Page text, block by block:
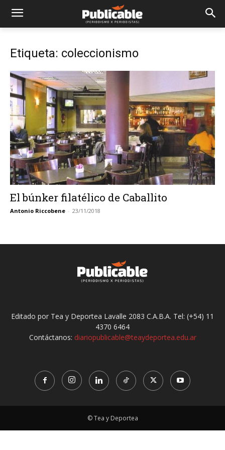
Etiqueta: coleccionismo
El búnker filatélico de Caballito
Antonio Riccobene - 23/11/2018
Editado por Tea y Deportea Lavalle 2083 C.A.B.A. Tel: (+54) 11
4370 6464
Contáctanos: diariopublicable@teaydeportea.edu.ar
© Tea y Deportea